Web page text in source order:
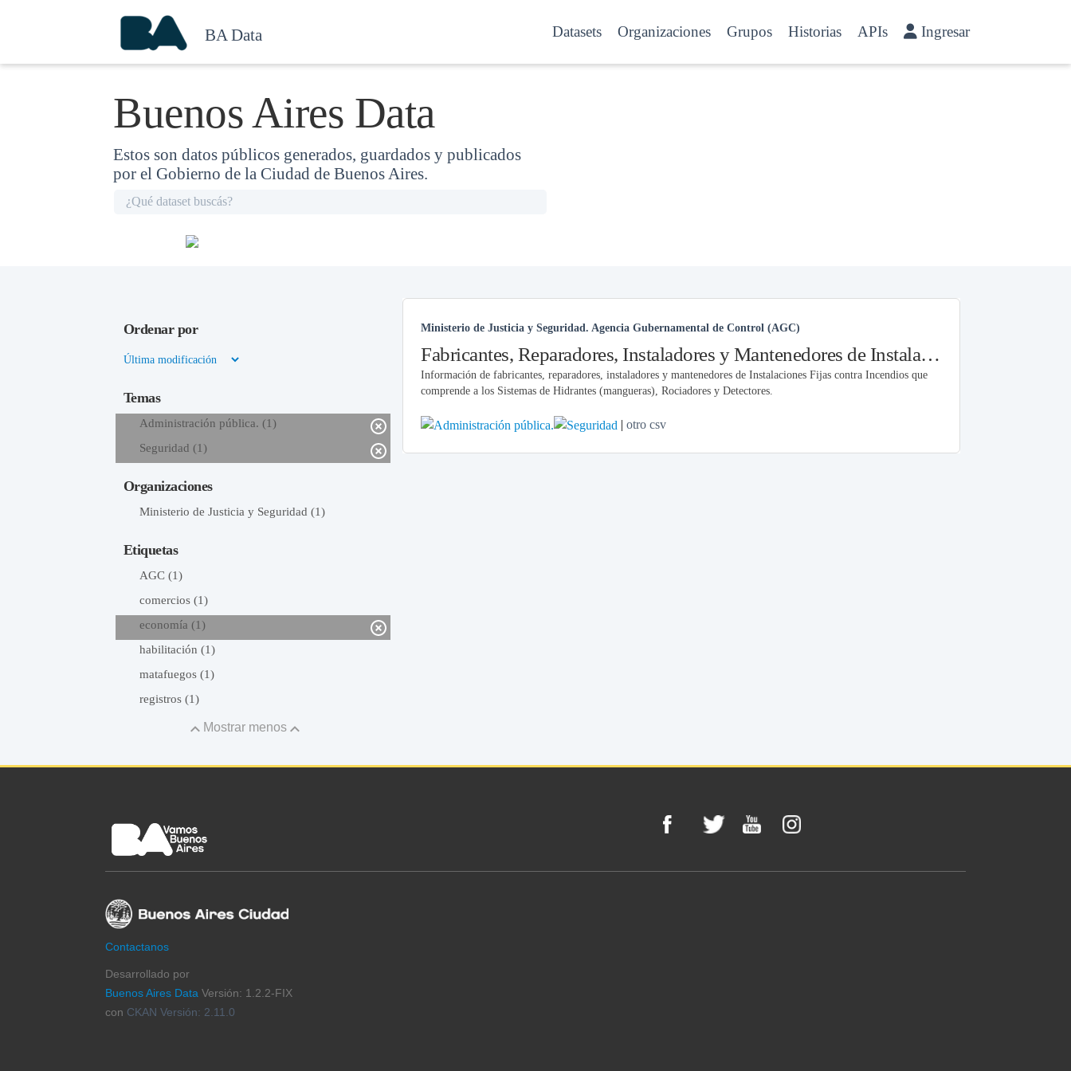
BA Data Datasets Organizaciones Grupos Historias APIs Ingresar
Buenos Aires Data
Estos son datos públicos generados, guardados y publicados
por el Gobierno de la Ciudad de Buenos Aires.
Ordenar por
Temas
Administración pública. (1)
Seguridad (1)
Organizaciones
Ministerio de Justicia y Seguridad (1)
Etiquetas
AGC (1)
comercios (1)
economía (1)
habilitación (1)
matafuegos (1)
registros (1)
Mostrar menos
Ministerio de Justicia y Seguridad. Agencia Gubernamental de Control (AGC)
Fabricantes, Reparadores, Instaladores y Mantenedores de Instalaciones Fijas contra Incendios.
Información de fabricantes, reparadores, instaladores y mantenedores de Instalaciones Fijas contra Incendios que
comprende a los Sistemas de Hidrantes (mangueras), Rociadores y Detectores.
| otro csv
Contactanos
Desarrollado por
Buenos Aires Data Versión: 1.2.2-FIX
con CKAN Versión: 2.11.0